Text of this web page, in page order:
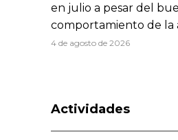
en julio a pesar del
comportamiento de la
4 de agosto de 2026
Actividades